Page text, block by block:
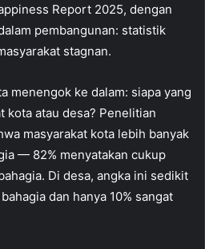
Report 2025, dengan
pembangunan: statistik
stagnan.
menengok ke dalam: siapa yang
kota atau desa? Penelitian
masyarakat kota lebih banyak
— 82% menyatakan cukup
Di desa, angka ini sedikit
dan hanya 10% sangat